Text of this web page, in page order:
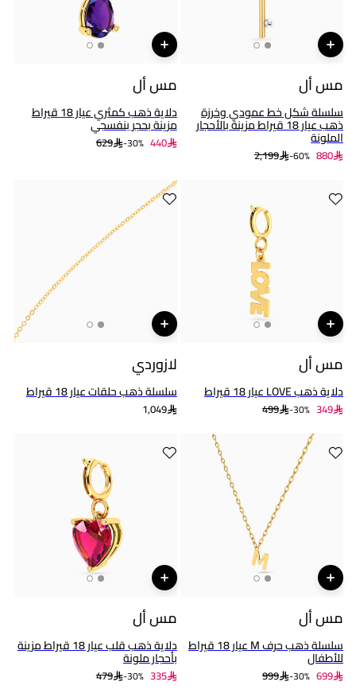
مس أل
سلسلة شكل خط عمودي وخرزة
ذهب عيار 18 قيراط مزينة بالأحجار
الملونة
2,199 60%- 880
مس أل
دلاية ذهب كمثري عيار 18 قيراط
مزينة بحجر بنفسجي
629 30%- 440
مس أل
دلاية ذهب LOVE عيار 18 قيراط
499 30%- 349
لازوردي
سلسلة ذهب حلقات عيار 18 قيراط
1,049
مس أل
سلسلة ذهب حرف M عيار 18 قيراط
للأطفال
999 30%- 699
مس أل
دلاية ذهب قلب عيار 18 قيراط مزينة
بأحجار ملونة
479 30%- 335